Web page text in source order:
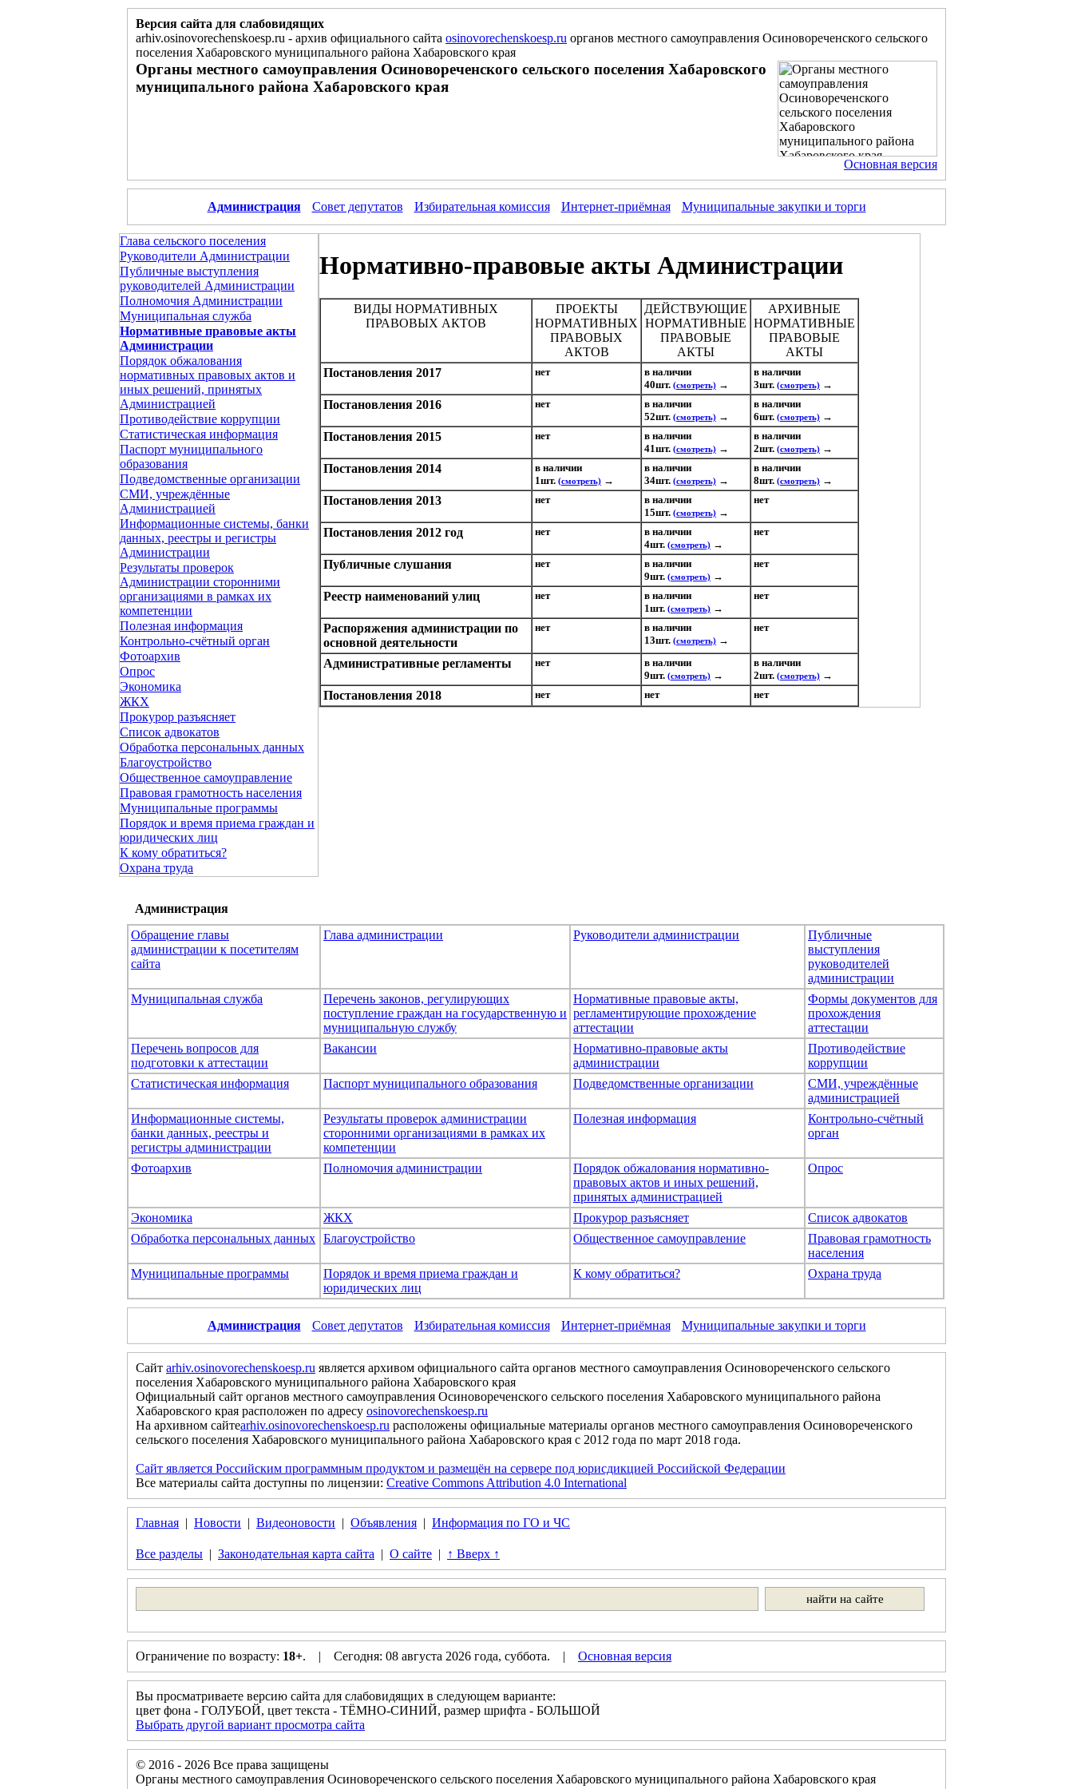
Версия сайта для слабовидящих
arhiv.osinovorechenskoesp.ru - архив официального сайта osinovorechenskoesp.ru органов местного самоуправления Осиновореченского сельского
поселения Хабаровского муниципального района Хабаровского края
Органы местного самоуправления Осиновореченского сельского поселения Хабаровского
муниципального района Хабаровского края
Основная версия
Администрация Совет депутатов Избирательная комиссия Интернет-приёмная Муниципальные закупки и торги
Глава сельского поселения
Руководители Администрации
Публичные выступления
руководителей Администрации
Полномочия Администрации
Муниципальная служба
Нормативные правовые акты
Администрации
Порядок обжалования
нормативных правовых актов и
иных решений, принятых
Администрацией
Противодействие коррупции
Статистическая информация
Паспорт муниципального
образования
Подведомственные организации
СМИ, учреждённые
Администрацией
Информационные системы, банки
данных, реестры и регистры
Администрации
Результаты проверок
Администрации сторонними
организациями в рамках их
компетенции
Полезная информация
Контрольно-счётный орган
Фотоархив
Опрос
Экономика
ЖКХ
Прокурор разъясняет
Список адвокатов
Обработка персональных данных
Благоустройство
Общественное самоуправление
Правовая грамотность населения
Муниципальные программы
Порядок и время приема граждан и
юридических лиц
К кому обратиться?
Охрана труда
Нормативно-правовые акты Администрации
ВИДЫ НОРМАТИВНЫХ
ПРАВОВЫХ АКТОВ
ПРОЕКТЫ
НОРМАТИВНЫХ
ПРАВОВЫХ
АКТОВ
ДЕЙСТВУЮЩИЕ
НОРМАТИВНЫЕ
ПРАВОВЫЕ
АКТЫ
АРХИВНЫЕ
НОРМАТИВНЫЕ
ПРАВОВЫЕ
АКТЫ
Постановления 2017
нет
в наличии
40шт. (смотреть) →
в наличии
3шт. (смотреть) →
Постановления 2016 нет
в наличии
52шт. (смотреть) →
в наличии
6шт. (смотреть) →
Постановления 2015 нет
в наличии
41шт. (смотреть) →
в наличии
2шт. (смотреть) →
Постановления 2014
в наличии
1шт. (смотреть) →
в наличии
34шт. (смотреть) →
в наличии
8шт. (смотреть) →
Постановления 2013 нет
в наличии
15шт. (смотреть) →
нет
Постановления 2012 год нет
в наличии
4шт. (смотреть) →
нет
Публичные слушания нет
в наличии
9шт. (смотреть) →
нет
Реестр наименований улиц нет
в наличии
1шт. (смотреть) →
нет
Распоряжения администрации по
основной деятельности
нет
в наличии
13шт. (смотреть) →
нет
Административные регламенты нет
в наличии
9шт. (смотреть) →
в наличии
2шт. (смотреть) →
Постановления 2018 нет нет нет
Администрация
Обращение главы
администрации к посетителям
сайта
Глава администрации Руководители администрации
Публичные
выступления
руководителей
администрации
Муниципальная служба
Перечень законов, регулирующих
поступление граждан на государственную и
муниципальную службу
Нормативные правовые акты,
регламентирующие прохождение
аттестации
Формы документов для
прохождения
аттестации
Перечень вопросов для
подготовки к аттестации
Вакансии
Нормативно-правовые акты
администрации
Противодействие
коррупции
Статистическая информация
Паспорт муниципального образования Подведомственные организации
СМИ, учреждённые
администрацией
Информационные системы,
банки данных, реестры и
регистры администрации
Результаты проверок администрации
сторонними организациями в рамках их
компетенции
Полезная информация
Контрольно-счётный
орган
Фотоархив Полномочия администрации
Порядок обжалования нормативно-
правовых актов и иных решений,
принятых администрацией
Опрос
Экономика ЖКХ Прокурор разъясняет
Список адвокатов
Обработка персональных данных Благоустройство Общественное самоуправление
Правовая грамотность
населения
Муниципальные программы
Порядок и время приема граждан и
юридических лиц
К кому обратиться? Охрана труда
Администрация Совет депутатов Избирательная комиссия Интернет-приёмная Муниципальные закупки и торги
Сайт arhiv.osinovorechenskoesp.ru является архивом официального сайта органов местного самоуправления Осиновореченского сельского
поселения Хабаровского муниципального района Хабаровского края
Официальный сайт органов местного самоуправления Осиновореченского сельского поселения Хабаровского муниципального района
Хабаровского края расположен по адресу osinovorechenskoesp.ru
На архивном сайтеarhiv.osinovorechenskoesp.ru расположены официальные материалы органов местного самоуправления Осиновореченского
сельского поселения Хабаровского муниципального района Хабаровского края с 2012 года по март 2018 года.
Сайт является Российским программным продуктом и размещён на сервере под юрисдикцией Российской Федерации
Все материалы сайта доступны по лицензии: Creative Commons Attribution 4.0 International
Главная | Новости | Видеоновости | Объявления | Информация по ГО и ЧС
Все разделы | Законодательная карта сайта | О сайте | ↑ Вверх ↑
Ограничение по возрасту: 18+. | Сегодня: 08 августа 2026 года, суббота. | Основная версия
Вы просматриваете версию сайта для слабовидящих в следующем варианте:
цвет фона - ГОЛУБОЙ, цвет текста - ТЁМНО-СИНИЙ, размер шрифта - БОЛЬШОЙ
Выбрать другой вариант просмотра сайта
© 2016 - 2026 Все права защищены
Органы местного самоуправления Осиновореченского сельского поселения Хабаровского муниципального района Хабаровского края